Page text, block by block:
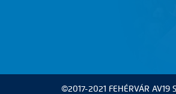
©2017-2021 FEHÉRVÁR AV19